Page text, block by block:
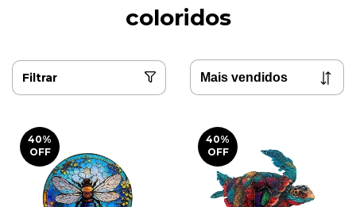
coloridos
Filtrar
40%
OFF
40%
OFF